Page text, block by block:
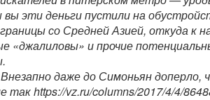
эти деньги пустили на
со Средней Азией, откуда к
«джалиловы» и прочие
даже до Симоньян доперло,
так https://vz.ru/columns/2017/4/4/